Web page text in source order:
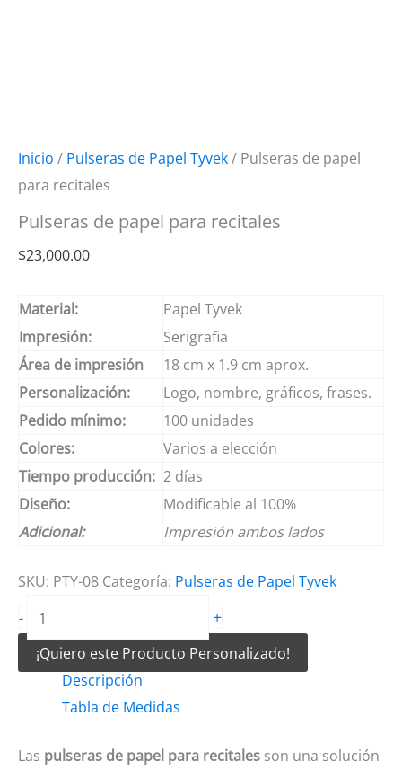
Inicio / Pulseras de Papel Tyvek/ Pulseras de papel
para recitales
Pulseras de papel para recitales
$23,000.00
Material:
Papel Tyvek
Impresión:
Serigrafia
Área de impresión
18 cm x 1.9 cm aprox.
Personalización:
Logo, nombre, gráficos, frases.
Pedido mínimo:
100 unidades
Colores:
Varios a elección
Tiempo producción: 2 días
Diseño:
Modificable al 100%
Adicional:
Impresión ambos lados
SKU: PTY-08 Categoría: Pulseras de Papel Tyvek
-
de
papel
recitales
+
¡Quiero este Producto Personalizado!
Descripción
Tabla de Medidas
Las pulseras de papel para recitales son una solución